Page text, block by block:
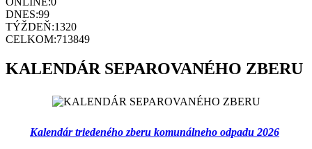
DNES:99
TÝŽDEŇ:1320
CELKOM:713849
KALENDÁR SEPAROVANÉHO ZBERU
Kalendár triedeného zberu komunálneho odpadu 2026